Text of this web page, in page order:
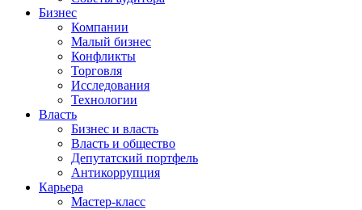
Бизнес
Компании
Малый бизнес
Конфликты
Торговля
Исследования
Технологии
Власть
Бизнес и власть
Власть и общество
Депутатский портфель
Антикоррупция
Карьера
Мастер-класс